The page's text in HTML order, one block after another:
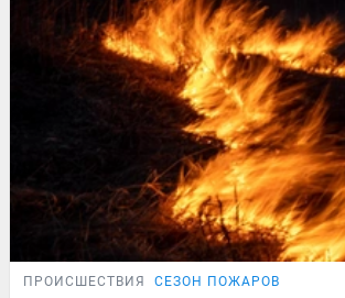
ПРОИСШЕСТВИЯ СЕЗОН ПОЖАРОВ